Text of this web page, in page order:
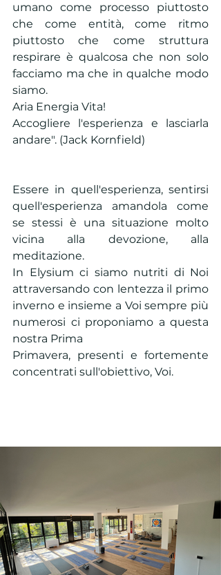
umano come processo piuttosto
che come entità, come ritmo
piuttosto che come struttura
respirare è qualcosa che non solo
facciamo ma che in qualche modo
siamo.
Aria Energia Vita!
Accogliere l'esperienza e lasciarla
andare". (Jack Kornfield)
Essere in quell'esperienza, sentirsi
quell'esperienza amandola come
se stessi è una situazione molto
vicina alla devozione, alla
meditazione.
In Elysium ci siamo nutriti di Noi
attraversando con lentezza il primo
inverno e insieme a Voi sempre più
numerosi ci proponiamo a questa
nostra Prima
Primavera, presenti e fortemente
concentrati sull'obiettivo, Voi.